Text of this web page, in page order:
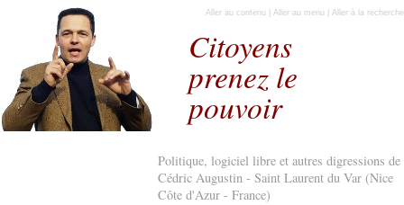
Citoyens
prenez le
pouvoir
Politique, logiciel libre et autres digressions de
Cédric Augustin - Saint Laurent du Var (Nice
Côte d'Azur - France)
Aller au contenu Aller au menu Aller à la recherche